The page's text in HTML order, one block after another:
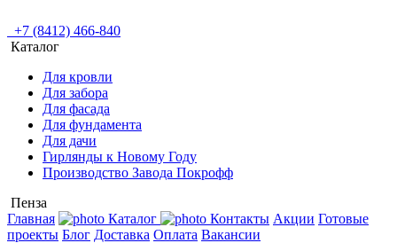
+7 (8412) 466-840
Каталог
Для кровли
Для забора
Для фасада
Для фундамента
Для дачи
Гирлянды к Новому Году
Производство Завода Покрофф
Пенза
Главная
Каталог Контакты Акции Готовые
проекты Блог Доставка Оплата Вакансии